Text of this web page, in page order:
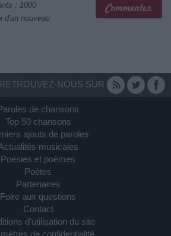
: 1000
d'un nouveau
RETROUVEZ-NOUS SUR
de chansons
Top 50 chansons
ajouts de paroles
musicales
Poésies et poèmes
Poètes
Partenaires
Foire aux questions
Contact
d'utilisation du site
de confidentialité